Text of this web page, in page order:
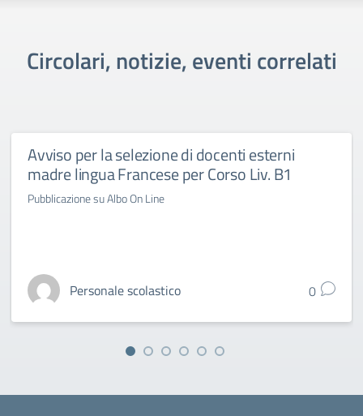
Circolari, notizie, eventi correlati
Avviso per la selezione di docenti esterni
madre lingua Francese per Corso Liv. B1
Pubblicazione su Albo On Line
Personale scolastico 0